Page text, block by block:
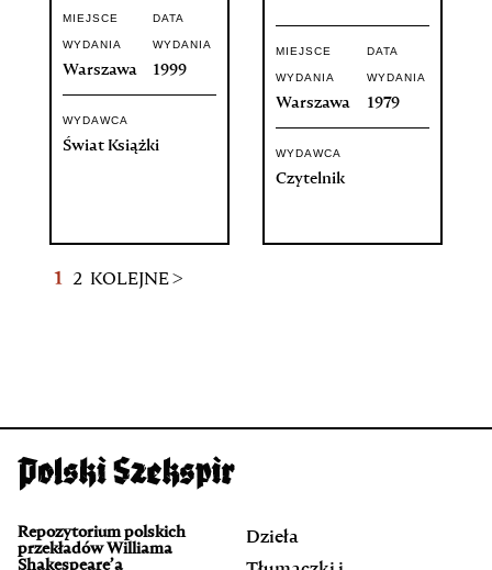
MIEJSCE
WYDANIA
Warszawa
DATA
WYDANIA
1999
WYDAWCA
Świat Książki
MIEJSCE
WYDANIA
Warszawa
DATA
WYDANIA
1979
WYDAWCA
Czytelnik
1 2 KOLEJNE >
Repozytorium polskich
przekładów Williama
Shakespeare’a
Dzieła